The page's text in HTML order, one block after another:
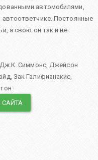
автомобилями,
Постоянные
а свою он так и не
Дж.К. Симмонс,Джейсон
, Зак Галифианакис,
САЙТА